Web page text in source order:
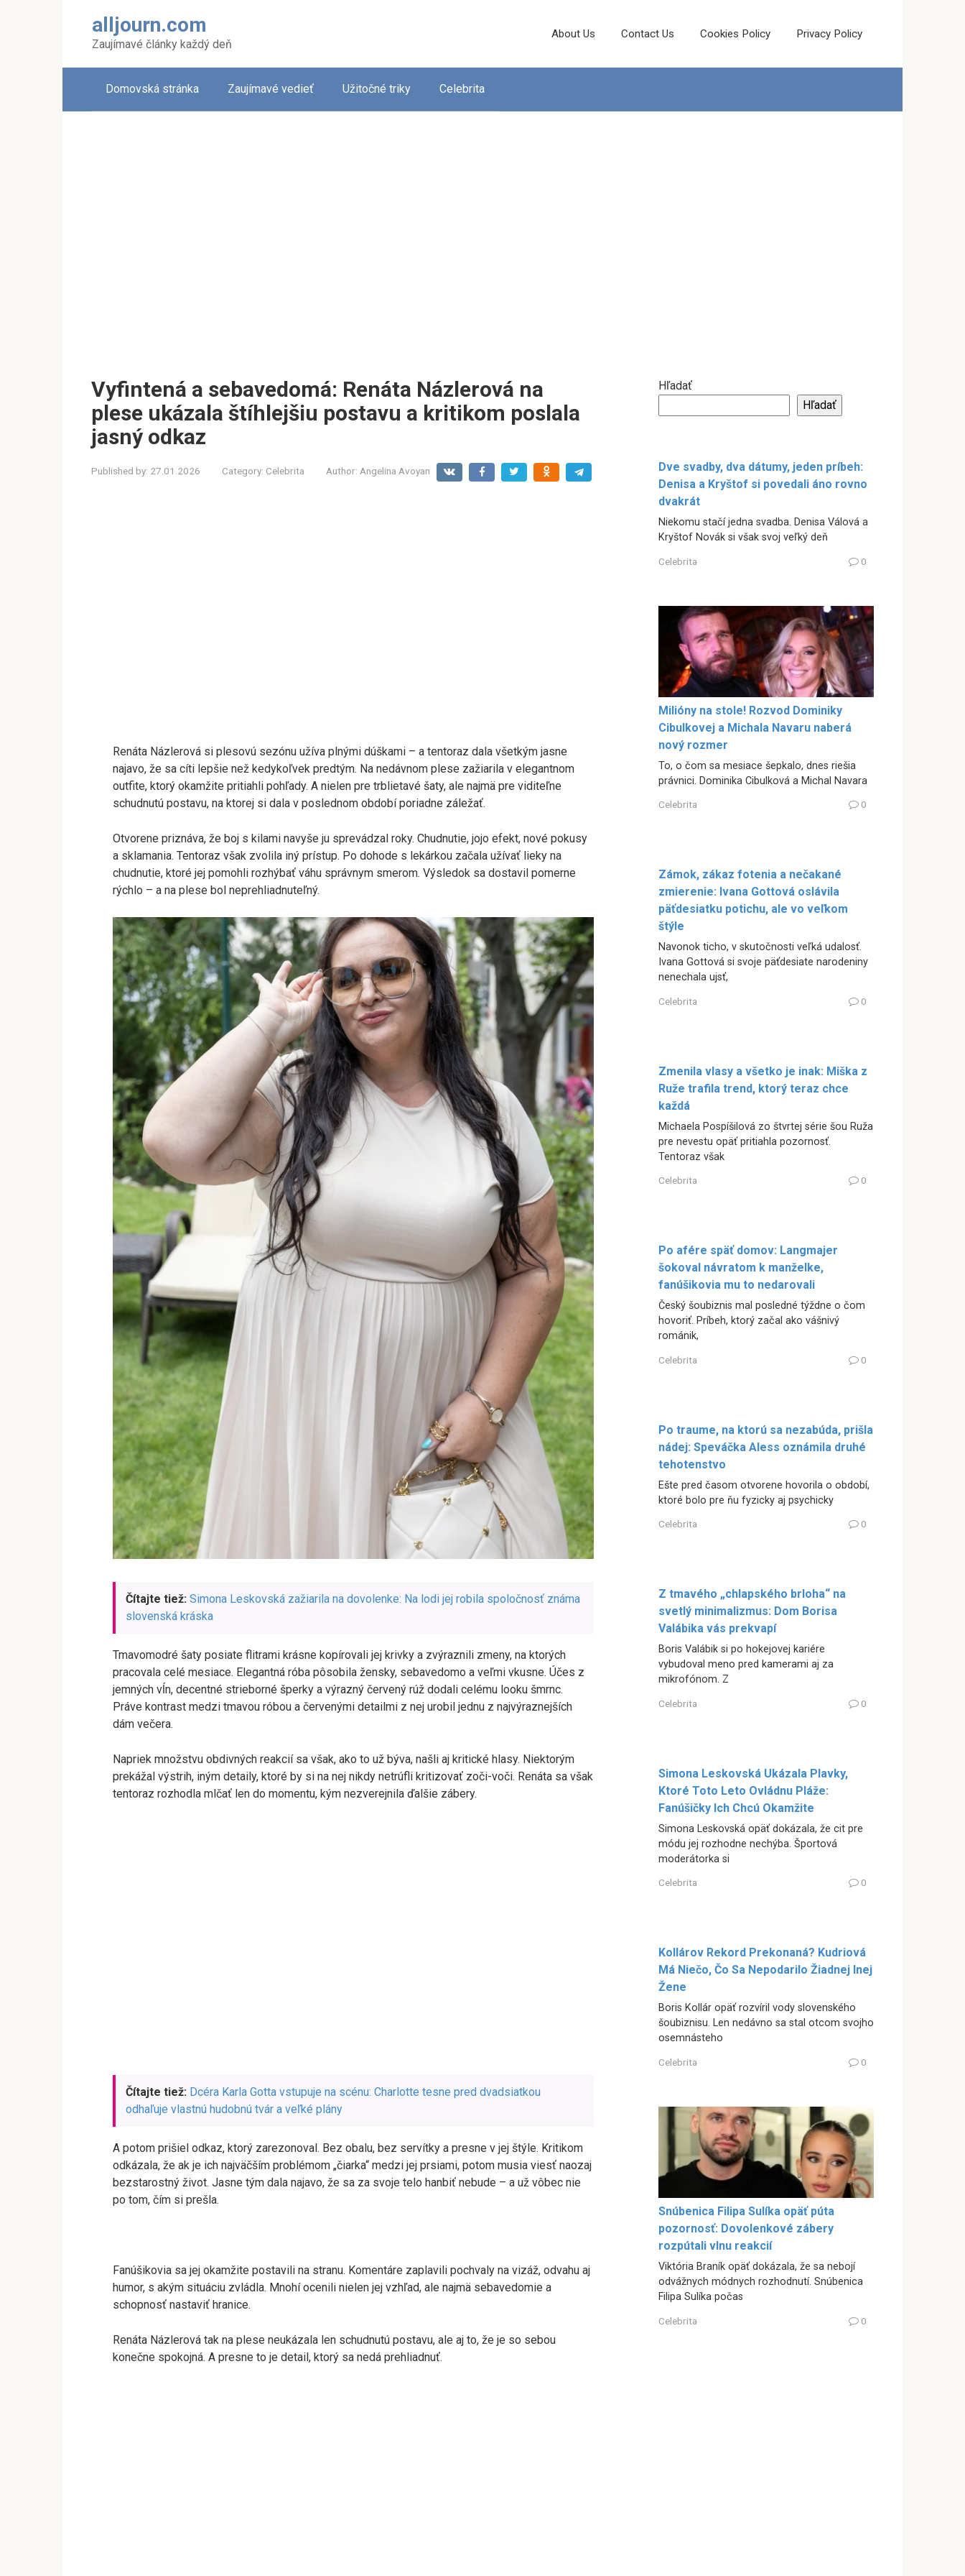
alljourn.com
Zaujímavé články každý deň
About Us Contact Us Cookies Policy Privacy Policy
Domovská stránka Zaujímavé vedieť Užitočné triky Celebrita
Vyfintená a sebavedomá: Renáta Názlerová na
plese ukázala štíhlejšiu postavu a kritikom poslala
jasný odkaz
Published by: 27.01.2026 Category: Celebrita Author: Angelina Avoyan
Renáta Názlerová si plesovú sezónu užíva plnými dúškami – a tentoraz dala všetkým jasne
najavo, že sa cíti lepšie než kedykoľvek predtým. Na nedávnom plese zažiarila v elegantnom
outfite, ktorý okamžite pritiahli pohľady. A nielen pre trblietavé šaty, ale najmä pre viditeľne
schudnutú postavu, na ktorej si dala v poslednom období poriadne záležať.
Otvorene priznáva, že boj s kilami navyše ju sprevádzal roky. Chudnutie, jojo efekt, nové pokusy
a sklamania. Tentoraz však zvolila iný prístup. Po dohode s lekárkou začala užívať lieky na
chudnutie, ktoré jej pomohli rozhýbať váhu správnym smerom. Výsledok sa dostavil pomerne
rýchlo – a na plese bol neprehliadnuteľný.
Čítajte tiež: Simona Leskovská zažiarila na dovolenke: Na lodi jej robila spoločnosť známa
slovenská kráska
Tmavomodré šaty posiate flitrami krásne kopírovali jej krivky a zvýraznili zmeny, na ktorých
pracovala celé mesiace. Elegantná róba pôsobila žensky, sebavedomo a veľmi vkusne. Účes z
jemných vĺn, decentné strieborné šperky a výrazný červený rúž dodali celému looku šmrnc.
Práve kontrast medzi tmavou róbou a červenými detailmi z nej urobil jednu z najvýraznejších
dám večera.
Napriek množstvu obdivných reakcií sa však, ako to už býva, našli aj kritické hlasy. Niektorým
prekážal výstrih, iným detaily, ktoré by si na nej nikdy netrúfli kritizovať zoči-voči. Renáta sa však
tentoraz rozhodla mlčať len do momentu, kým nezverejnila ďalšie zábery.
Čítajte tiež: Dcéra Karla Gotta vstupuje na scénu: Charlotte tesne pred dvadsiatkou
odhaľuje vlastnú hudobnú tvár a veľké plány
A potom prišiel odkaz, ktorý zarezonoval. Bez obalu, bez servítky a presne v jej štýle. Kritikom
odkázala, že ak je ich najväčším problémom „čiarka“ medzi jej prsiami, potom musia viesť naozaj
bezstarostný život. Jasne tým dala najavo, že sa za svoje telo hanbiť nebude – a už vôbec nie
po tom, čím si prešla.
Fanúšikovia sa jej okamžite postavili na stranu. Komentáre zaplavili pochvaly na vizáž, odvahu aj
humor, s akým situáciu zvládla. Mnohí ocenili nielen jej vzhľad, ale najmä sebavedomie a
schopnosť nastaviť hranice.
Renáta Názlerová tak na plese neukázala len schudnutú postavu, ale aj to, že je so sebou
konečne spokojná. A presne to je detail, ktorý sa nedá prehliadnuť.
Hľadať
Hľadať
Dve svadby, dva dátumy, jeden príbeh:
Denisa a Kryštof si povedali áno rovno
dvakrát
Niekomu stačí jedna svadba. Denisa Válová a
Kryštof Novák si však svoj veľký deň
Celebrita 0
Milióny na stole! Rozvod Dominiky
Cibulkovej a Michala Navaru naberá
nový rozmer
To, o čom sa mesiace šepkalo, dnes riešia
právnici. Dominika Cibulková a Michal Navara
Celebrita 0
Zámok, zákaz fotenia a nečakané
zmierenie: Ivana Gottová oslávila
päťdesiatku potichu, ale vo veľkom
štýle
Navonok ticho, v skutočnosti veľká udalosť.
Ivana Gottová si svoje päťdesiate narodeniny
nenechala ujsť,
Celebrita 0
Zmenila vlasy a všetko je inak: Miška z
Ruže trafila trend, ktorý teraz chce
každá
Michaela Pospíšilová zo štvrtej série šou Ruža
pre nevestu opäť pritiahla pozornosť.
Tentoraz však
Celebrita 0
Po afére späť domov: Langmajer
šokoval návratom k manželke,
fanúšikovia mu to nedarovali
Český šoubiznis mal posledné týždne o čom
hovoriť. Príbeh, ktorý začal ako vášnivý
románik,
Celebrita 0
Po traume, na ktorú sa nezabúda, prišla
nádej: Speváčka Aless oznámila druhé
tehotenstvo
Ešte pred časom otvorene hovorila o období,
ktoré bolo pre ňu fyzicky aj psychicky
Celebrita 0
Z tmavého „chlapského brloha“ na
svetlý minimalizmus: Dom Borisa
Valábika vás prekvapí
Boris Valábik si po hokejovej kariére
vybudoval meno pred kamerami aj za
mikrofónom. Z
Celebrita 0
Simona Leskovská Ukázala Plavky,
Ktoré Toto Leto Ovládnu Pláže:
Fanúšičky Ich Chcú Okamžite
Simona Leskovská opäť dokázala, že cit pre
módu jej rozhodne nechýba. Športová
moderátorka si
Celebrita 0
Kollárov Rekord Prekonaná? Kudriová
Má Niečo, Čo Sa Nepodarilo Žiadnej Inej
Žene
Boris Kollár opäť rozvíril vody slovenského
šoubiznisu. Len nedávno sa stal otcom svojho
osemnásteho
Celebrita 0
Snúbenica Filipa Sulíka opäť púta
pozornosť: Dovolenkové zábery
rozpútali vlnu reakcií
Viktória Braník opäť dokázala, že sa nebojí
odvážnych módnych rozhodnutí. Snúbenica
Filipa Sulíka počas
Celebrita 0